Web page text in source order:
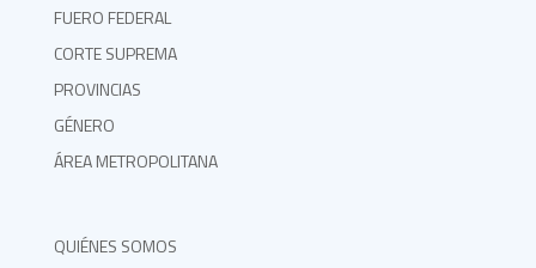
FUERO FEDERAL
CORTE SUPREMA
PROVINCIAS
GÉNERO
ÁREA METROPOLITANA
QUIÉNES SOMOS